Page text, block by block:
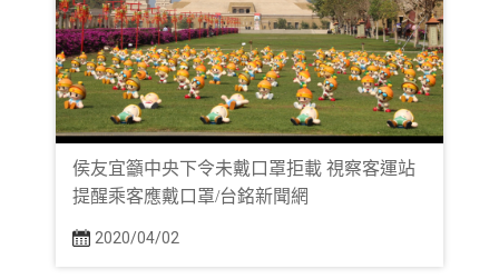
侯友宜籲中央下令未戴口罩拒載 視察客運站
提醒乘客應戴口罩/台銘新聞網
2020/04/02